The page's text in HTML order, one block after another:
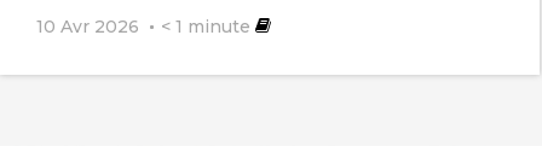
10 Avr 2026 < 1 minute